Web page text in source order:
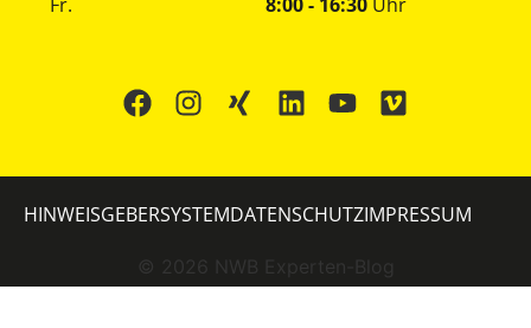
© 2026 NWB Experten-Blog
HINWEISGEBERSYSTEMDATENSCHUTZIMPRESSUM